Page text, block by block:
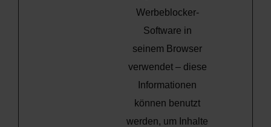
Werbeblocker-
Software in
seinem Browser
verwendet – diese
Informationen
können benutzt
werden, um Inhalte